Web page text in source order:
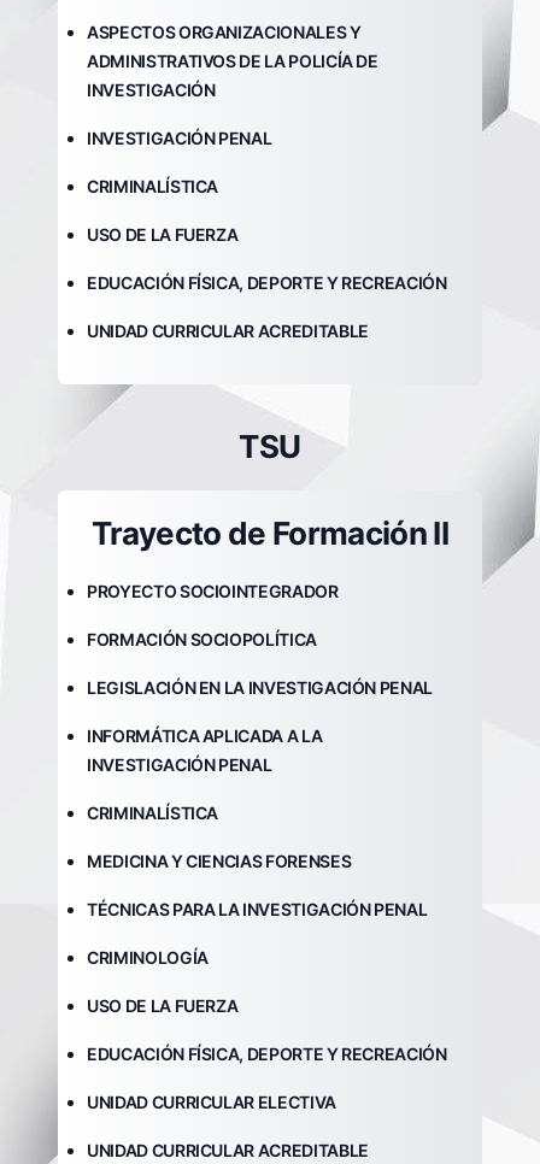
ASPECTOS ORGANIZACIONALES Y
ADMINISTRATIVOS DE LA POLICÍA DE
INVESTIGACIÓN
INVESTIGACIÓN PENAL
CRIMINALÍSTICA
USO DE LA FUERZA
EDUCACIÓN FÍSICA, DEPORTE Y RECREACIÓN
UNIDAD CURRICULAR ACREDITABLE
TSU
Trayecto de Formación II
PROYECTO SOCIOINTEGRADOR
FORMACIÓN SOCIOPOLÍTICA
LEGISLACIÓN EN LA INVESTIGACIÓN PENAL
INFORMÁTICA APLICADA A LA
INVESTIGACIÓN PENAL
CRIMINALÍSTICA
MEDICINA Y CIENCIAS FORENSES
TÉCNICAS PARA LA INVESTIGACIÓN PENAL
CRIMINOLOGÍA
USO DE LA FUERZA
EDUCACIÓN FÍSICA, DEPORTE Y RECREACIÓN
UNIDAD CURRICULAR ELECTIVA
UNIDAD CURRICULAR ACREDITABLE